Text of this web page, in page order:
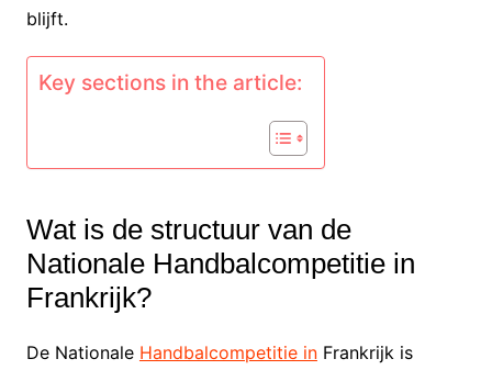
blijft.
Key sections in the article:
Wat is de structuur van de
Nationale Handbalcompetitie in
Frankrijk?
De Nationale Handbalcompetitie inFrankrijk is